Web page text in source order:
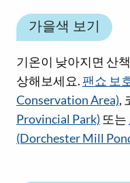
가을색 보기
기온이 낮아지면 산
상해보세요. 팬쇼 보
Conservation Area),
Provincial Park) 또는
(Dorchester Mill